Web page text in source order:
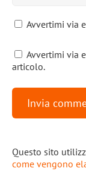
Avvertimi via
Avvertimi via
articolo.
Questo sito
come vengono